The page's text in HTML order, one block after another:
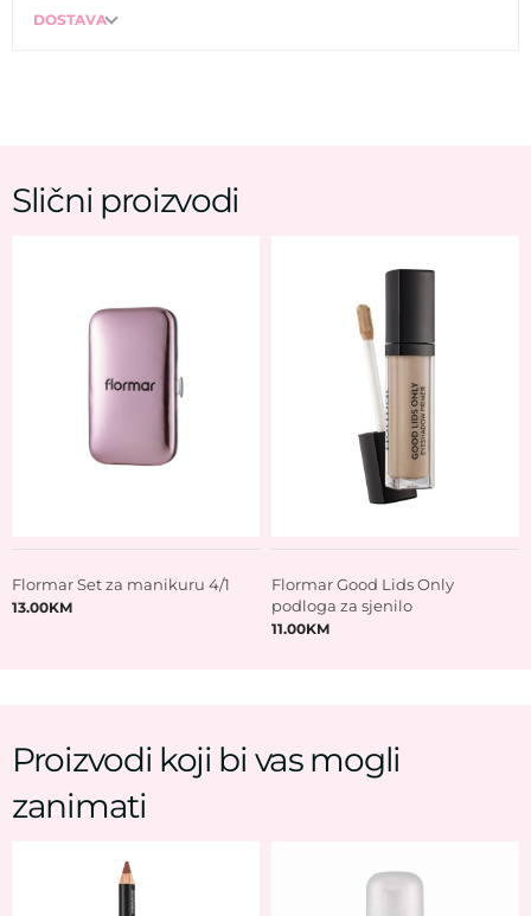
DOSTAVA
Slični proizvodi
Flormar Set za manikuru 4/1
13.00KM
Flormar Good Lids Only
podloga za sjenilo
11.00KM
Proizvodi koji bi vas mogli
zanimati